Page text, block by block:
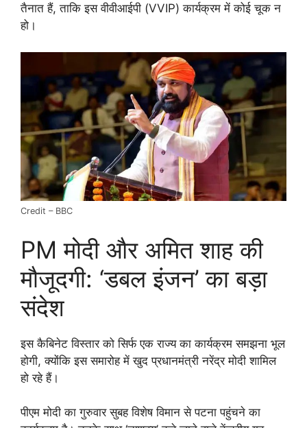
तैनात हैं, ताकि इस वीवीआईपी (VVIP) कार्यक्रम में कोई चूक न
हो।
Credit – BBC
PM मोदी और अमित शाह की
मौजूदगी: ‘डबल इंजन’ का बड़ा
संदेश
इस कैबिनेट विस्तार को सिर्फ एक राज्य का कार्यक्रम समझना भूल
होगी, क्योंकि इस समारोह में खुद प्रधानमंत्री नरेंद्र मोदी शामिल
हो रहे हैं।
पीएम मोदी का गुरुवार सुबह विशेष विमान से पटना पहुंचने का